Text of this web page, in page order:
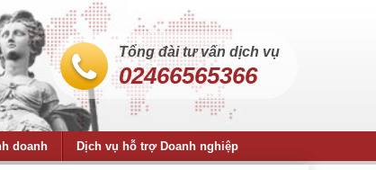
Tổng đài tư vấn dịch vụ
02466565366
doanh Dịch vụ hỗ trợ Doanh nghiệp